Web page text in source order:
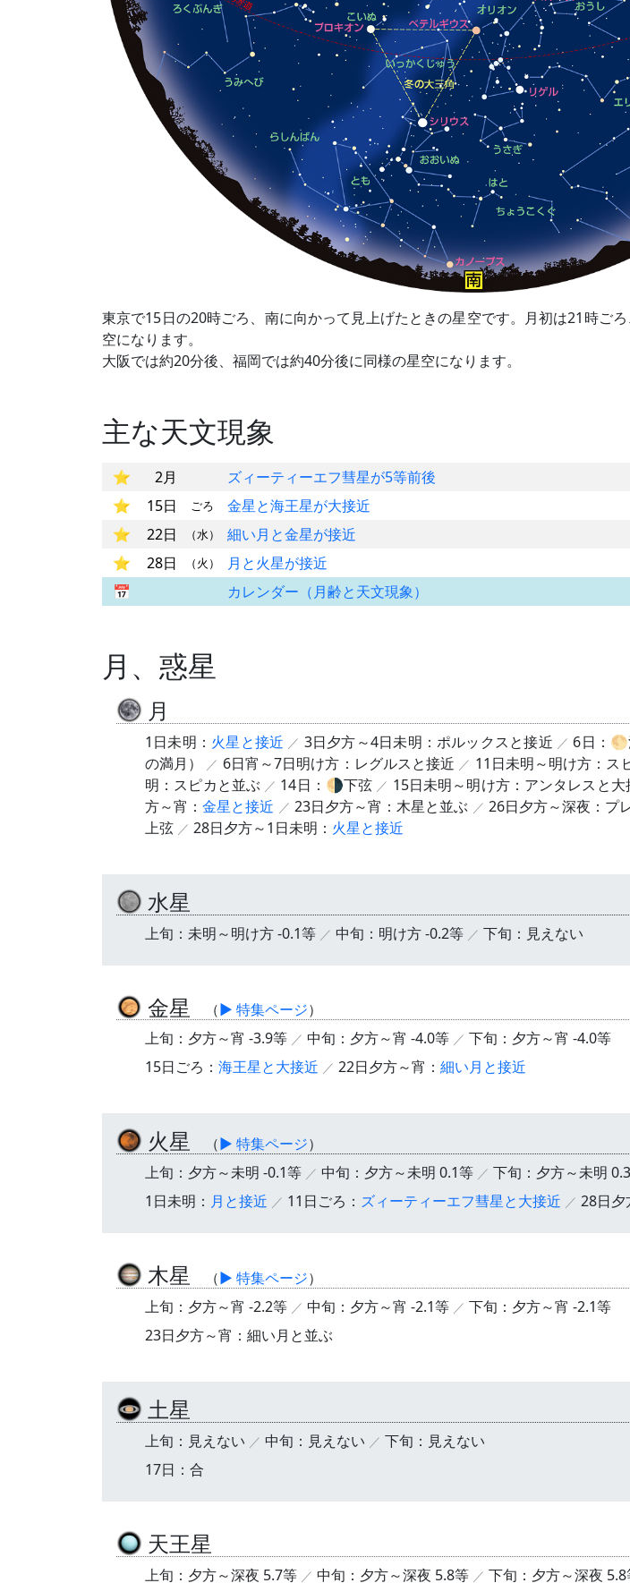
東京で15日の20時ごろ、南に向かって見上げたときの星空です。月初は21時ご
空になります。
大阪では約20分後、福岡では約40分後に同様の星空になります。
主な天文現象
2月
ズィーティーエフ彗星が5等前後
15日
ごろ
金星と海王星が大接近
22日
（水）
細い月と金星が接近
28日
（火）
月と火星が接近
カレンダー（月齢と天文現象）
月、惑星
月
1日未明： 火星と接近 3日夕方～4日未明：ポルックスと接近
6日：
の満月）
6日宵～7日明け方：レグルスと接近 11日未明～明け方：ス
明：スピカと並ぶ
14日：🌗下弦 15日未明～明け方：アンタレスと大
方～宵：金星と接近 23日夕方～宵：木星と並ぶ 26日夕方～深夜：プ
上弦
28日夕方～1日未明： 火星と接近
水星
上旬：未明～明け方 -0.1等 中旬：明け方 -0.2等 下旬：見えない
金星 （▶ 特集ページ）
上旬：夕方～宵 -3.9等
中旬：夕方～宵 -4.0等
下旬：夕方～宵 -4.0等
15日ごろ： 海王星と大接近 22日夕方～宵： 細い月と接近
火星 （▶ 特集ページ）
上旬：夕方～未明 -0.1等
中旬：夕方～未明 0.1等
下旬：夕方～未明
1日未明： 月と接近 11日ごろ： ズィーティーエフ彗星と大接近 28日夕
木星 （▶ 特集ページ）
上旬：夕方～宵 -2.2等
中旬：夕方～宵 -2.1等
下旬：夕方～宵 -2.1等
23日夕方～宵：細い月と並ぶ
土星
上旬：見えない 中旬：見えない
下旬：見えない
17日：合
天王星
上旬：夕方～深夜 5.7等 中旬：夕方～深夜 5.8等 下旬：夕方～深夜 5.8